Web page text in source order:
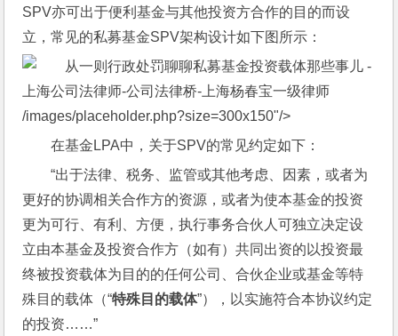
SPV亦可出于便利基金与其他投资方合作的目的而设
立，常见的私募基金SPV架构设计如下图所示：
/images/placeholder.php?size=300x150"/>
在基金LPA中，关于SPV的常见约定如下：
“出于法律、税务、监管或其他考虑、因素，或者为
更好的协调相关合作方的资源，或者为使本基金的投资
更为可行、有利、方便，执行事务合伙人可独立决定设
立由本基金及投资合作方（如有）共同出资的以投资最
终被投资载体为目的的任何公司、合伙企业或基金等特
殊目的载体（“特殊目的载体”），以实施符合本协议约定
的投资……”